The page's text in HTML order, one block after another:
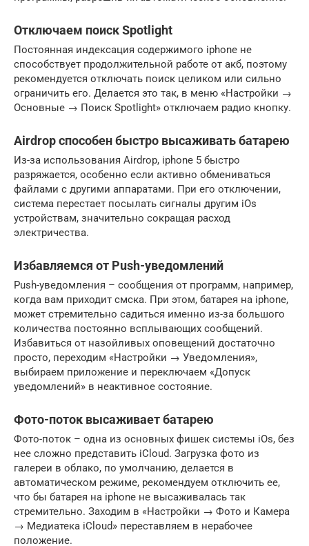
Отключаем поиск Spotlight
Постоянная индексация содержимого iphone не
способствует продолжительной работе от акб, поэтому
рекомендуется отключать поиск целиком или сильно
ограничить его. Делается это так, в меню «Настройки →
Основные → Поиск Spotlight» отключаем радио кнопку.
Airdrop способен быстро высаживать батарею
Из-за использования Airdrop, iphone 5 быстро
разряжается, особенно если активно обмениваться
файлами с другими аппаратами. При его отключении,
система перестает посылать сигналы другим iOs
устройствам, значительно сокращая расход
электричества.
Избавляемся от Push-уведомлений
Push-уведомления – сообщения от программ, например,
когда вам приходит смска. При этом, батарея на iphone,
может стремительно садиться именно из-за большого
количества постоянно всплывающих сообщений.
Избавиться от назойливых оповещений достаточно
просто, переходим «Настройки → Уведомления»,
выбираем приложение и переключаем «Допуск
уведомлений» в неактивное состояние.
Фото-поток высаживает батарею
Фото-поток – одна из основных фишек системы iOs, без
нее сложно представить iCloud. Загрузка фото из
галереи в облако, по умолчанию, делается в
автоматическом режиме, рекомендуем отключить ее,
что бы батарея на iphone не высаживалась так
стремительно. Заходим в «Настройки → Фото и Камера
→ Медиатека iCloud» переставляем в нерабочее
положение.